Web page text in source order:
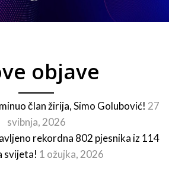
objave
član žirija, Simo Golubović! 27
svibnja, 2026
rekordna 802 pjesnika iz 114
svijeta! 1 ožujka, 2026